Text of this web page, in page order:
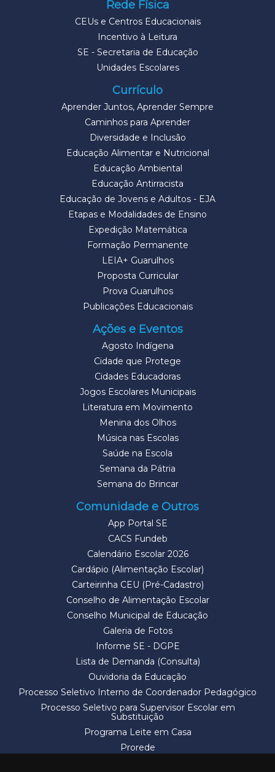
Rede Física
CEUs e Centros Educacionais
Incentivo à Leitura
SE - Secretaria de Educação
Unidades Escolares
Currículo
Aprender Juntos, Aprender Sempre
Caminhos para Aprender
Diversidade e Inclusão
Educação Alimentar e Nutricional
Educação Ambiental
Educação Antirracista
Educação de Jovens e Adultos - EJA
Etapas e Modalidades de Ensino
Expedição Matemática
Formação Permanente
LEIA+ Guarulhos
Proposta Curricular
Prova Guarulhos
Publicações Educacionais
Ações e Eventos
Agosto Indígena
Cidade que Protege
Cidades Educadoras
Jogos Escolares Municipais
Literatura em Movimento
Menina dos Olhos
Música nas Escolas
Saúde na Escola
Semana da Pátria
Semana do Brincar
Comunidade e Outros
App Portal SE
CACS Fundeb
Calendário Escolar 2026
Cardápio (Alimentação Escolar)
Carteirinha CEU (Pré-Cadastro)
Conselho de Alimentação Escolar
Conselho Municipal de Educação
Galeria de Fotos
Informe SE - DGPE
Lista de Demanda (Consulta)
Ouvidoria da Educação
Processo Seletivo Interno de Coordenador Pedagógico
Processo Seletivo para Supervisor Escolar em
Substituição
Programa Leite em Casa
Prorede